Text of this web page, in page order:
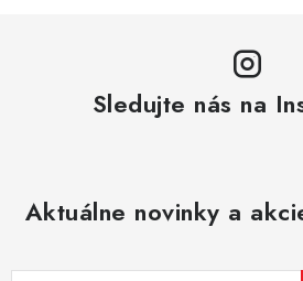
Sledujte nás na
Aktuálne novinky a